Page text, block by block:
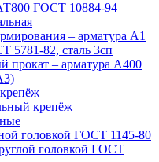
ГОСТ 10884-94
– арматура А1
5781-82, сталь 3сп
прокат – арматура А400
крепёж
головкой ГОСТ 1145-80
головкой ГОСТ